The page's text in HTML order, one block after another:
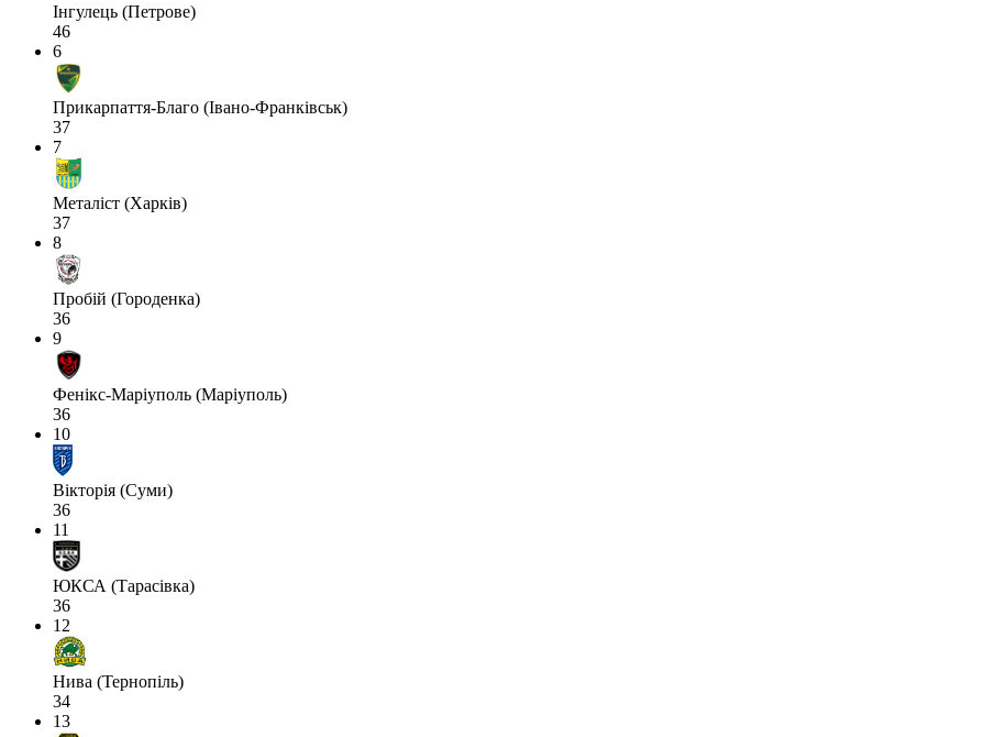
Інгулець (Петрове)
46
6
Прикарпаття-Благо (Івано-Франківськ)
37
7
Металіст (Харків)
37
8
Пробій (Городенка)
36
9
Фенікс-Маріуполь (Маріуполь)
36
10
Вікторія (Суми)
36
11
ЮКСА (Тарасівка)
36
12
Нива (Тернопіль)
34
13